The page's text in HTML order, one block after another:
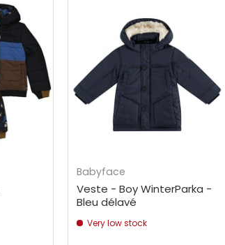
Babyface
Veste - Boy WinterParka -
Bleu délavé
Very low stock